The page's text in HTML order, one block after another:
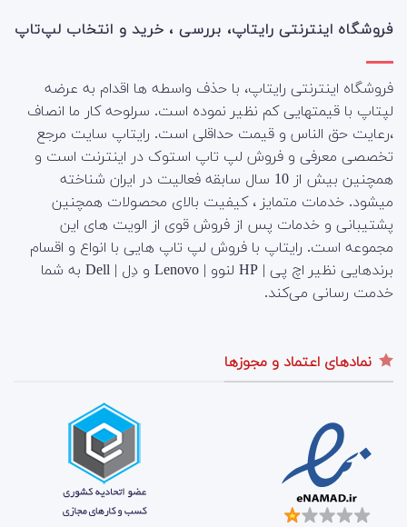
فروشگاه اینترنتی رایتاپ، بررسی ، خرید و انتخاب لپ‌تاپ
فروشگاه اینترنتی رایتاپ، با حذف واسطه ها اقدام به عرضه
لپتاپ با قیمتهایی کم نظیر نموده است. سرلوحه کار ما انصاف
،رعایت حق الناس و قیمت حداقلی است. رایتاپ سایت مرجع
تخصصی معرفی و فروش لپ تاپ استوک در اینترنت است و
همچنین بیش از 10 سال سابقه فعالیت در ایران شناخته
میشود. خدمات متمایز ، کیفیت بالای محصولات همچنین
پشتیبانی و خدمات پس از فروش قوی از الویت های این
مجموعه است. رایتاپ با فروش لپ تاپ هایی با انواع و اقسام
برندهایی نظیر اچ پی | HP لنوو | Lenovo و دِل | Dell به شما
خدمت رسانی می‌کند.
نمادهای اعتماد و مجوزها